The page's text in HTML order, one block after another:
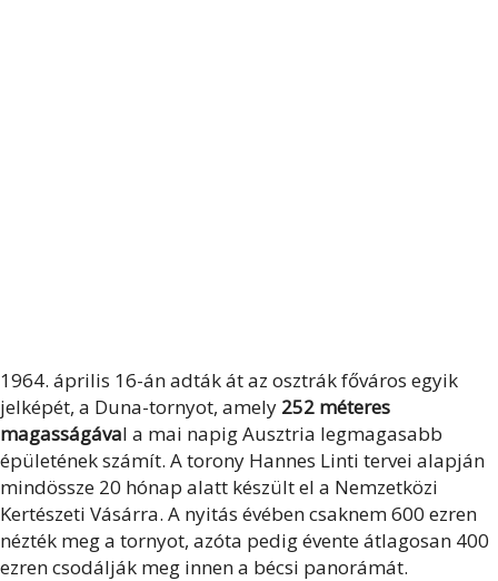
1964. április 16-án adták át az osztrák főváros egyik
jelképét, a Duna-tornyot, amely 252 méteres
magasságával a mai napig Ausztria legmagasabb
épületének számít. A torony Hannes Linti tervei alapján
mindössze 20 hónap alatt készült el a Nemzetközi
Kertészeti Vásárra. A nyitás évében csaknem 600 ezren
nézték meg a tornyot, azóta pedig évente átlagosan 400
ezren csodálják meg innen a bécsi panorámát.